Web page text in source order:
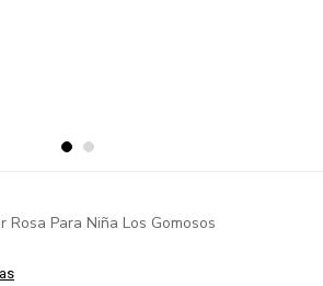
Rosa Para Niña Los Gomosos